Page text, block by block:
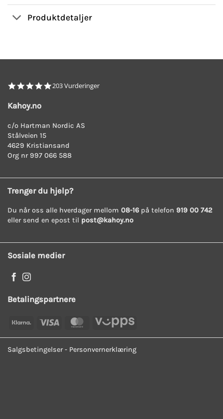
Produktdetaljer
4.8
203 Vurderinger
Kahoy.no
c/o Hartman Nordic AS
Stålveien 15
4629 Kristiansand
Org nr 997 066 588
Trenger du hjelp?
Du når oss alle hverdager mellom 08-16på telefon 919 00 742
eller send en epost til post@kahoy.no
Sosiale medier
Betalingspartnere
Klarna Visa MasterCard Vipps
Salgsbetingelser- Personvernerklæring